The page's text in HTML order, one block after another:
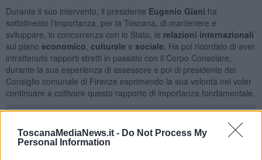
ToscanaMediaNews.it - Do Not Process My
Personal Information
Durante il suo intervento, il presidente Eugenio Giani ha
sottolineato l'importanza, per la Toscana, di mantenere e
sviluppare, in concorrenza con lo Stato, le relazioni internazionali
sul piano economico culturale e sociale . Ha poi ricordato di aver
intrattenuto rapporti stretti in passato con il Corpo Consolare,
durante la sua esperienza di assessore e poi di presidente del
Consiglio comunale di Firenze esprimendo la sua volontà nel voler
continuare a coltivare questo rapporto di importanza fondamentale.
In questo senso Giani ha proposto dare continuità al rapporto tra